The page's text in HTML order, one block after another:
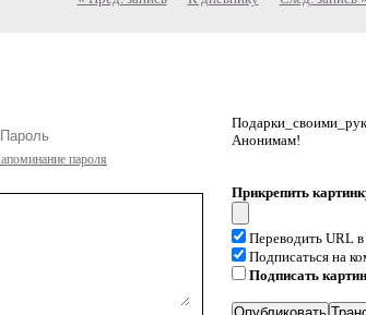
пароля
Анонимам!
Прикрепить
Переводить URL
Подписаться на
Подписать